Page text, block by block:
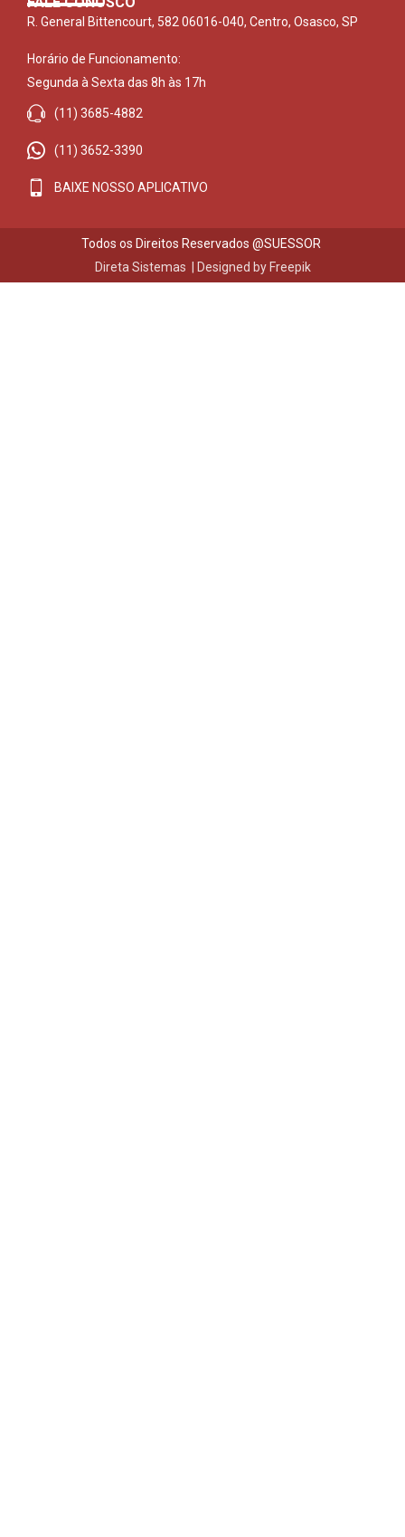
R. General Bittencourt, 582 06016-040, Centro, Osasco, SP
Horário de Funcionamento:
Segunda à Sexta das 8h às 17h
(11) 3685-4882
(11) 3652-3390
BAIXE NOSSO APLICATIVO
Todos os Direitos Reservados @SUESSOR
Direta Sistemas |
Designed by Freepik